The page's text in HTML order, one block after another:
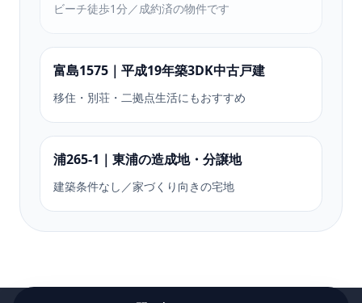
ビーチ徒歩1分／成約済の物件です
富島1575｜平成19年築3DK中古戸建
移住・別荘・二拠点生活にもおすすめ
浦265-1｜東浦の造成地・分譲地
建築条件なし／家づくり向きの宅地